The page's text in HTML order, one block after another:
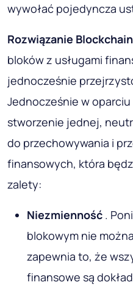
wywołać pojedyncza
Rozwiązanie Blockchain
bloków z usługami
jednocześnie
Jednocześnie w
stworzenie jednej,
do przechowywania i
finansowych, która
zalety:
Niezmienność .
blokowym nie
zapewnia to, że
finansowe są